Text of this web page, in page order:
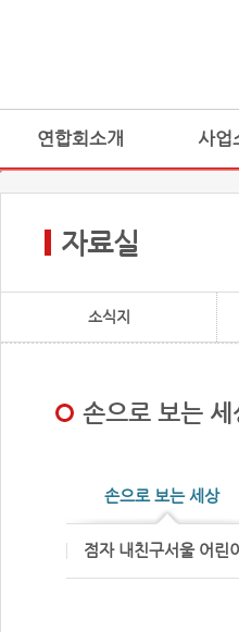
연합회소개 사업
자료실
소식지
손으로 보는
손으로 보는 세상
점자 내친구서울 어린